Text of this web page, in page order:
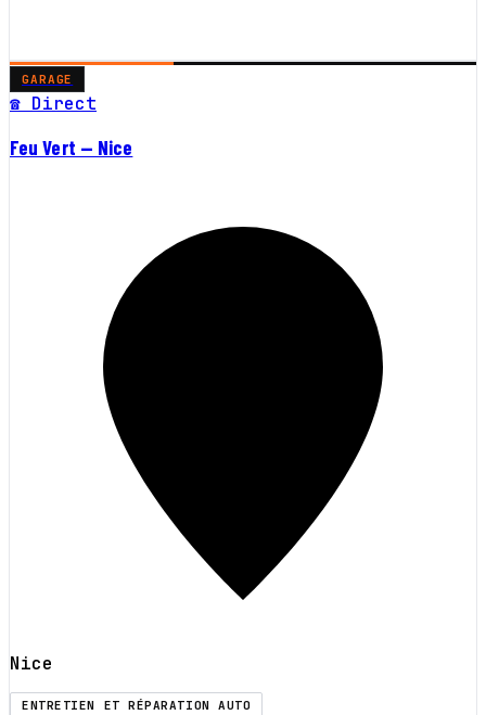
GARAGE
☎ Direct
Feu Vert — Nice
Nice
ENTRETIEN ET RÉPARATION AUTO